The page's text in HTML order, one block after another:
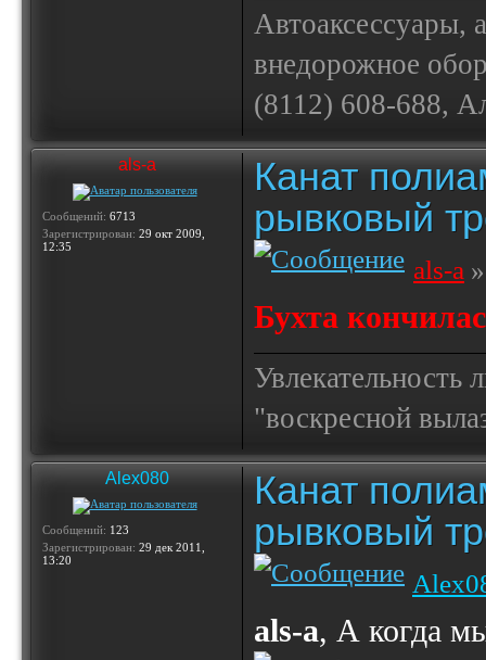
Автоаксессуары,
внедорожное
(8112) 608-688,
als-a
Сообщений: 6713
Зарегистрирован: 29 окт 2009,
12:35
Канат
рывковый
als-a
Бухта
Увлекательность
"воскресной
Alex080
Сообщений: 123
Зарегистрирован: 29 дек 2011,
13:20
Канат
рывковый
als-a, А когда